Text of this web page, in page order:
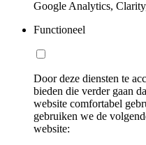
Google Analytics,
Functioneel
Door deze diensten te
bieden die verder gaan
website comfortabel
gebruiken we de
website: